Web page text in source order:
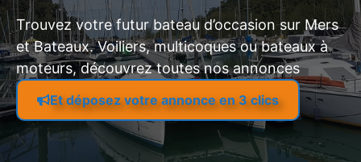
Trouvez votre futur bateau d’occasion sur Mers
et Bateaux. Voiliers, multicoques ou bateaux à
moteurs, découvrez toutes nos annonces
Et déposez votre annonce en 3 clics